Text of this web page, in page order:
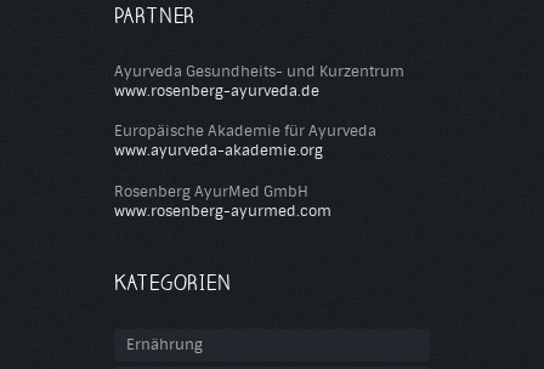
PARTNER
Ayurveda Gesundheits- und Kurzentrum
www.rosenberg-ayurveda.de
Europäische Akademie für Ayurveda
www.ayurveda-akademie.org
Rosenberg AyurMed GmbH
www.rosenberg-ayurmed.com
KATEGORIEN
Ernährung